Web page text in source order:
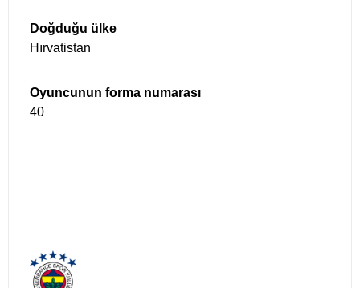
Doğduğu ülke
Oyuncunun forma numarası
40